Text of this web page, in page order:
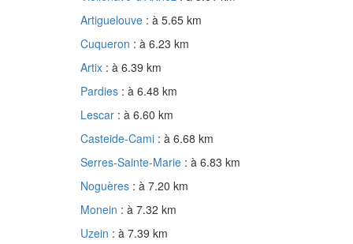
Artiguelouve : à 5.65 km
Cuqueron : à 6.23 km
Artix : à 6.39 km
Pardies : à 6.48 km
Lescar : à 6.60 km
Casteide-Cami : à 6.68 km
Serres-Sainte-Marie : à 6.83 km
Noguères : à 7.20 km
Monein : à 7.32 km
Uzein : à 7.39 km